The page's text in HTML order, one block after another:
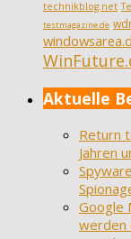
technikblog.net
testmagazine.de
Aktuelle
Return
Jahren
Google
werden